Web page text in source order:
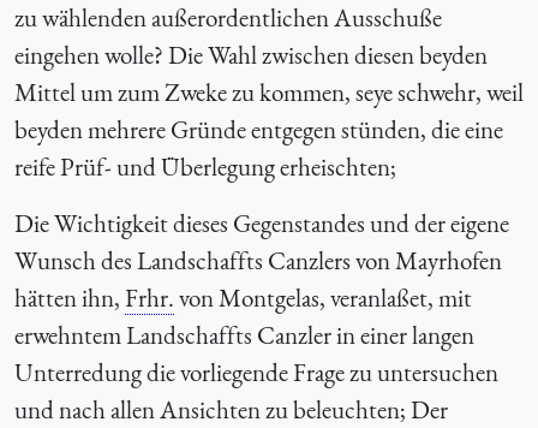
zu wählenden außerordentlichen Ausschuße
eingehen wolle? Die Wahl zwischen diesen beyden
Mittel um zum Zweke zu kommen, seye schwehr, weil
beyden mehrere Gründe entgegen stünden, die eine
reife Prüf- und Überlegung erheischten;
Die Wichtigkeit dieses Gegenstandes und der eigene
Wunsch des Landschaffts Canzlers von Mayrhofen
hätten ihn,Frhr.von Montgelas, veranlaßet, mit
erwehntem Landschaffts Canzler in einer langen
Unterredung die vorliegende Frage zu untersuchen
und nach allen Ansichten zu beleuchten; Der